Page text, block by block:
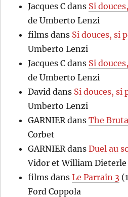
Jacques C dans Si
de Umberto Lenzi
films dans Si douces, si
Umberto Lenzi
Jacques C dans Si
de Umberto Lenzi
David dans Si douces, si
Umberto Lenzi
GARNIER dansThe
Corbet
GARNIER dansDuel au
Vidor et William Dieterle
films dansLe Parrain 3
Ford Coppola